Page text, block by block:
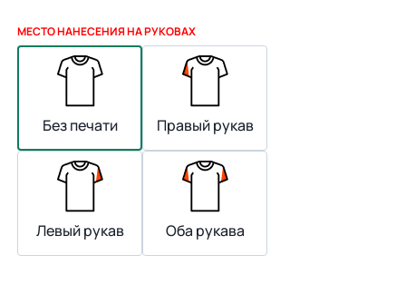
МЕСТО НАНЕСЕНИЯ НА РУКОВАХ
Без печати Правый рукав
Левый рукав Оба рукава